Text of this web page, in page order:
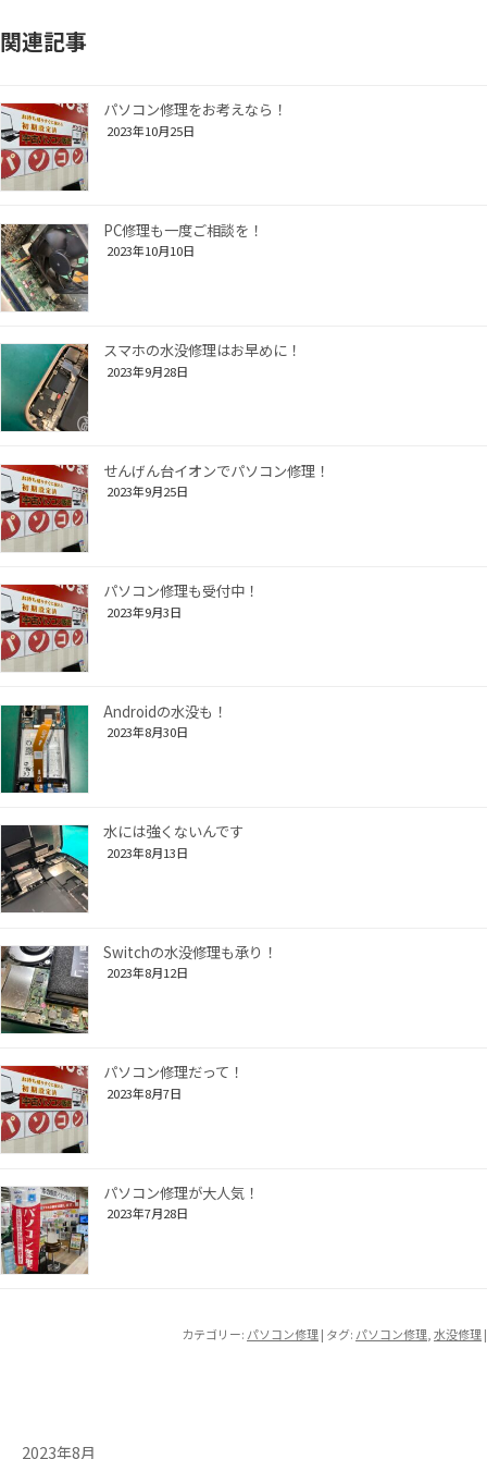
関連記事
パソコン修理をお考えなら！
2023年10月25日
PC修理も一度ご相談を！
2023年10月10日
スマホの水没修理はお早めに！
2023年9月28日
せんげん台イオンでパソコン修理！
2023年9月25日
パソコン修理も受付中！
2023年9月3日
Androidの水没も！
2023年8月30日
水には強くないんです
2023年8月13日
Switchの水没修理も承り！
2023年8月12日
パソコン修理だって！
2023年8月7日
パソコン修理が大人気！
2023年7月28日
カテゴリー: パソコン修理| タグ: パソコン修理 水没修理|
2023年8月